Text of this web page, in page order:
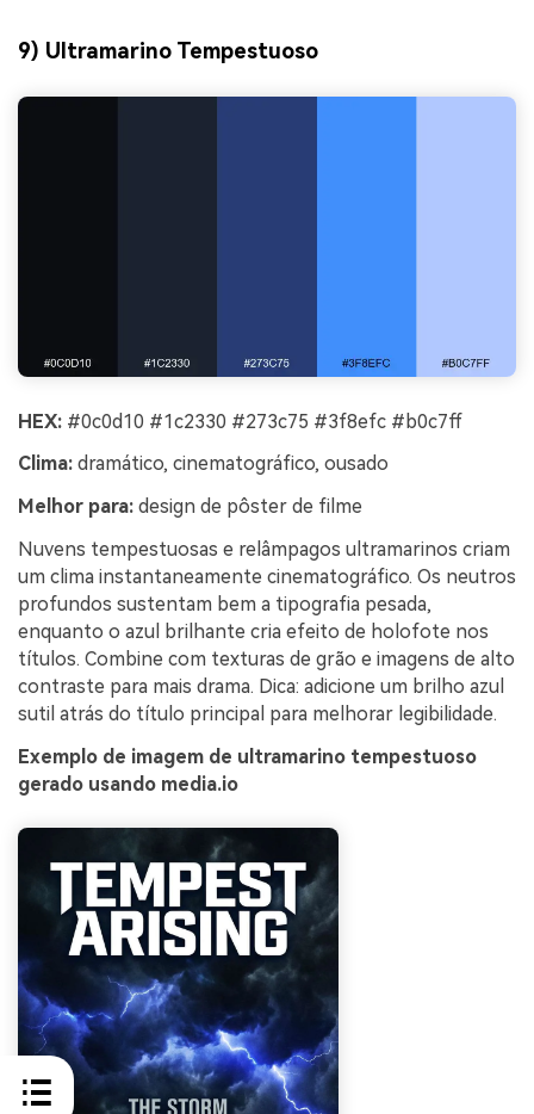
9) Ultramarino Tempestuoso
HEX: #0c0d10 #1c2330 #273c75 #3f8efc #b0c7ff
Clima: dramático, cinematográfico, ousado
Melhor para: design de pôster de filme
Nuvens tempestuosas e relâmpagos ultramarinos criam
um clima instantaneamente cinematográfico. Os neutros
profundos sustentam bem a tipografia pesada,
enquanto o azul brilhante cria efeito de holofote nos
títulos. Combine com texturas de grão e imagens de alto
contraste para mais drama. Dica: adicione um brilho azul
sutil atrás do título principal para melhorar legibilidade.
Exemplo de imagem de ultramarino tempestuoso
gerado usando media.io